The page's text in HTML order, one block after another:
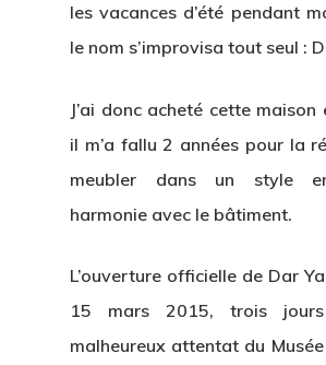
les vacances d’été pendant
le nom s’improvisa tout seul :
J’ai donc acheté cette
il m’a fallu 2 années pour la
meubler dans un style
harmonie avec le bâtiment.
L’ouverture officielle de Dar
15 mars 2015, trois
malheureux attentat du